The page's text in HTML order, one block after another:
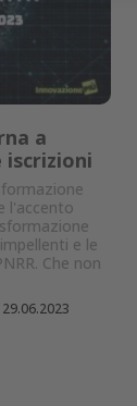
a
l'accento
e le
Che non
29.06.2023